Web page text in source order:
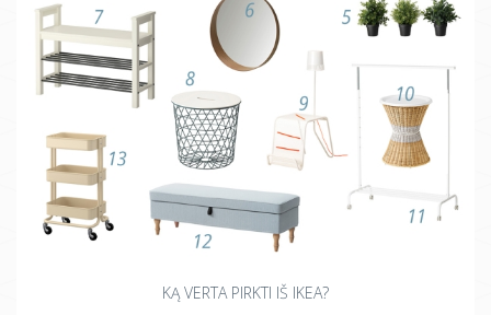
KĄ VERTA PIRKTI IŠ IKEA?